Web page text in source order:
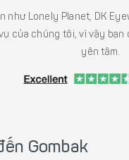
Lonely Planet, DK
của chúng tôi, vì vậy
yên tâm.
Gombak